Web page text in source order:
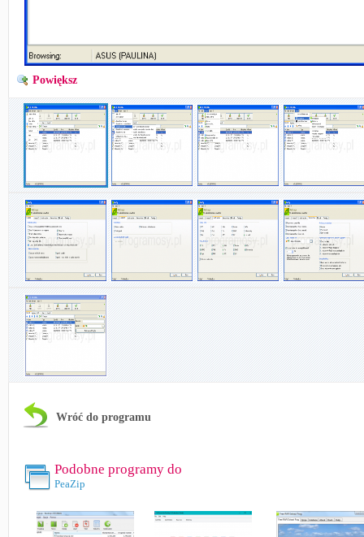
Powiększ
Wróć do programu
Podobne programy do
PeaZip